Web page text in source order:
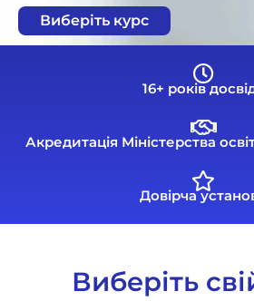
Виберіть курс
16+ років
Акредитація Міністерства
Довірча
Виберіть